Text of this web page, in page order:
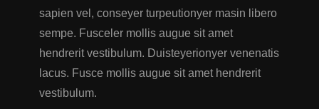
sapien vel, conseyer turpeutionyer masin libero
sempe. Fusceler mollis augue sit amet
hendrerit vestibulum. Duisteyerionyer venenatis
lacus. Fusce mollis augue sit amet hendrerit
vestibulum.